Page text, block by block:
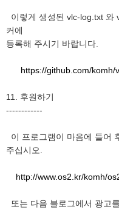
이렇게 생성된 vlc-log.txt 와
커에
등록해 주시기 바랍니다.
https://github.com/komh/
11. 후원하기
------------
이 프로그램이 마음에 들어
주십시오.
http://www.os2.kr/komh/
또는 다음 블로그에서 광고